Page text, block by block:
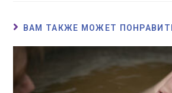
ВАМ ТАКЖЕ МОЖЕТ